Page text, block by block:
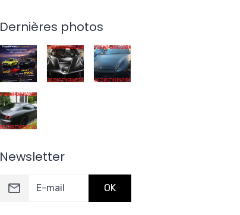
Dernières photos
Newsletter
OK